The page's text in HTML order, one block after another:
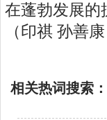
在蓬勃发展的
（印祺 孙善康
相关热词搜索：